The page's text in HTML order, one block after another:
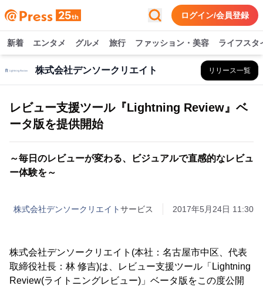
ログイン/会員登録
新着 エンタメ グルメ 旅行 ファッション・美容 ライフスタ
株式会社デンソークリエイト リリース一覧
レビュー支援ツール『Lightning Review』ベ
ータ版を提供開始
～毎日のレビューが変わる、ビジュアルで直感的なレビュ
ー体験を～
株式会社デンソークリエイトサービス 2017年5月24日 11:30
株式会社デンソークリエイト(本社：名古屋市中区、代表
取締役社長：林 修吉)は、レビュー支援ツール「Lightning
Review(ライトニングレビュー)」ベータ版をこの度公開